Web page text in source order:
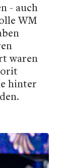
- auch
WM
waren
hinter